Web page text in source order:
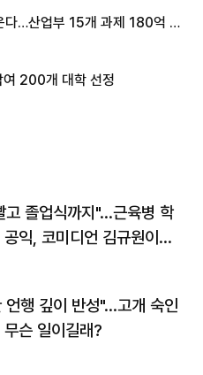
다…산업부 15개 과제 180억 지
여 200개 대학 선정
고 졸업식까지"…근육병 학
익, 코미디언 김규원이었
언행 깊이 반성"…고개 숙인
슨 일이길래?